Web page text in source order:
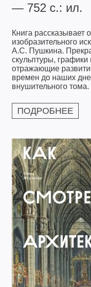
— 752 с.: ил.
Книга рассказывает
изобразительного
А.С. Пушкина.
скульптуры, графики
отражающие
времен до наших
внушительного тома.
ПОДРОБНЕЕ